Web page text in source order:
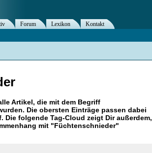
Artikel, die mit dem Begriff
Die obersten Einträge passen dabei
Die folgende Tag-Cloud zeigt Dir außerdem,
mit "Füchtenschnieder"
Forum Lexikon
Kontakt